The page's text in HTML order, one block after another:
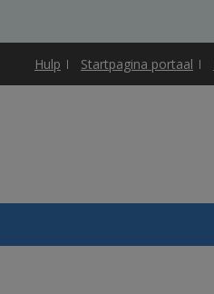
Hulp Startpagina portaal